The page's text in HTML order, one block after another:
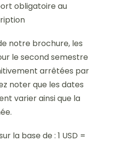
obligatoire au
notre brochure, les
le second semestre
arrêtées par
noter que les dates
varier ainsi que la
la base de : 1 USD =